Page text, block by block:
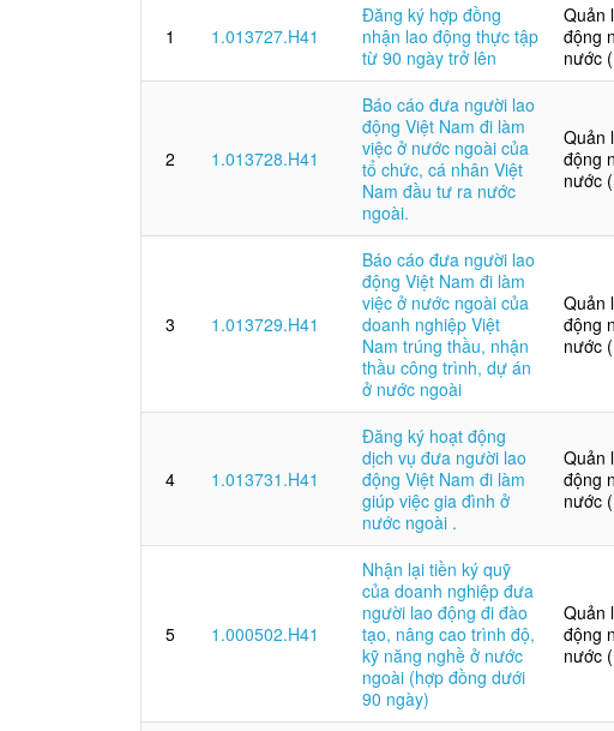
1 1.013727.H41
Đăng ký hợp đồng
nhận lao động thực tập
từ 90 ngày trở lên
Quản
động
nước
2 1.013728.H41
Báo cáo đưa người lao
động Việt Nam đi làm
việc ở nước ngoài của
tổ chức, cá nhân Việt
Nam đầu tư ra nước
ngoài.
Quản
động
nước
3 1.013729.H41
Báo cáo đưa người lao
động Việt Nam đi làm
việc ở nước ngoài của
doanh nghiệp Việt
Nam trúng thầu, nhận
thầu công trình, dự án
ở nước ngoài
Quản
động
nước
4 1.013731.H41
Đăng ký hoạt động
dịch vụ đưa người lao
động Việt Nam đi làm
giúp việc gia đình ở
nước ngoài .
Quản
động
nước
5 1.000502.H41
Nhận lại tiền ký quỹ
của doanh nghiệp đưa
người lao động đi đào
tạo, nâng cao trình độ,
kỹ năng nghề ở nước
ngoài (hợp đồng dưới
90 ngày)
Quản
động
nước